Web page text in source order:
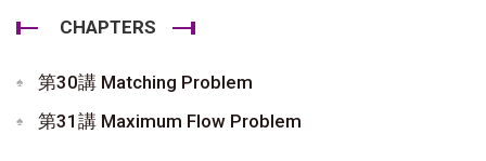
CHAPTERS
第30講 Matching Problem
第31講 Maximum Flow Problem